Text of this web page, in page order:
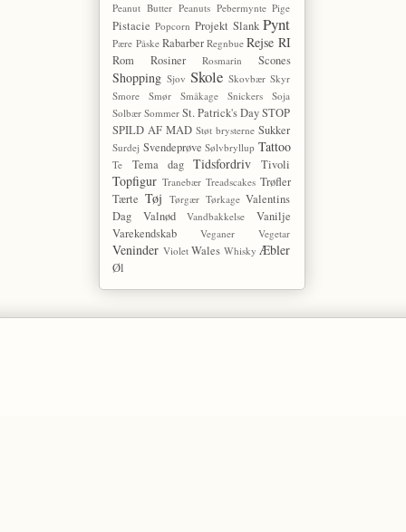
Peanut Butter Peanuts Pebermynte Pige
Pistacie Popcorn Projekt Slank Pynt
Pære Påske Rabarber Regnbue Rejse RI
Rom Rosiner Rosmarin Scones
Shopping Sjov Skole Skovbær Skyr
Smore
Smør Småkage Snickers
Soja
Solbær Sommer St. Patrick's Day STOP
SPILD AF MAD Støt brysterne Sukker
Surdej Svendeprøve Sølvbryllup Tattoo
Te Tema dag Tidsfordriv Tivoli
Topfigur Tranebær Treadscakes Trøfler
Tærte Tøj Tørgær Tørkage Valentins
Dag
Valnød Vandbakkelse
Vanilje
Varekendskab
Veganer Vegetar
Veninder Violet Wales Whisky Æbler
Øl